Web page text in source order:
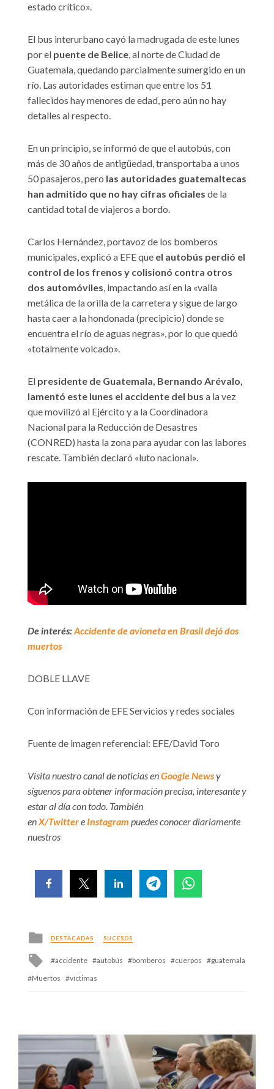
estado crítico».
El bus interurbano cayó la madrugada de este lunes
por el puente de Belice, al norte de Ciudad de
Guatemala, quedando parcialmente sumergido en un
río. Las autoridades estiman que entre los 51
fallecidos hay menores de edad, pero aún no hay
detalles al respecto.
En un principio, se informó de que el autobús, con
más de 30 años de antigüedad, transportaba a unos
50 pasajeros, pero las autoridades guatemaltecas
han admitido que no hay cifras oficiales de la
cantidad total de viajeros a bordo.
Carlos Hernández, portavoz de los bomberos
municipales, explicó a EFE que el autobús perdió el
control de los frenos y colisionó contra otros
dos automóviles, impactando así en la «valla
metálica de la orilla de la carretera y sigue de largo
hasta caer a la hondonada (precipicio) donde se
encuentra el río de aguas negras», por lo que quedó
«totalmente volcado».
El presidente de Guatemala, Bernando Arévalo,
lamentó este lunes el accidente del bus a la vez
que movilizó al Ejército y a la Coordinadora
Nacional para la Reducción de Desastres
(CONRED) hasta la zona para ayudar con las labores
rescate. También declaró «luto nacional».
De interés:Accidente de avioneta en Brasil dejó dos
muertos
DOBLE LLAVE
Con información de EFE Servicios y redes sociales
Fuente de imagen referencial: EFE/David Toro
Visita nuestro canal de noticias enGoogle Newsy
síguenos para obtener información precisa, interesante y
estar al día con todo. También
en X/Twittere Instagram puedes conocer diariamente
nuestros
Posted
in
DESTACADAS SUCESOS
Tagged
accidente autobús bomberos cuerpos
guatemala
Muertos
víctimas